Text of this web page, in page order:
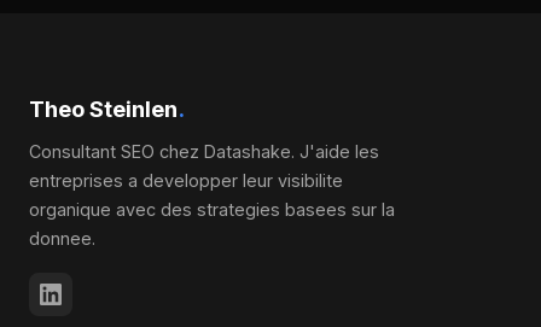
Theo Steinlen.
Consultant SEO chez Datashake. J'aide les
entreprises a developper leur visibilite
organique avec des strategies basees sur la
donnee.